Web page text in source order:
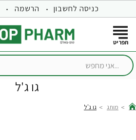
כניסה לחשבון הרשמה
...אני
גו ג'ל
מותג גו ג'ל